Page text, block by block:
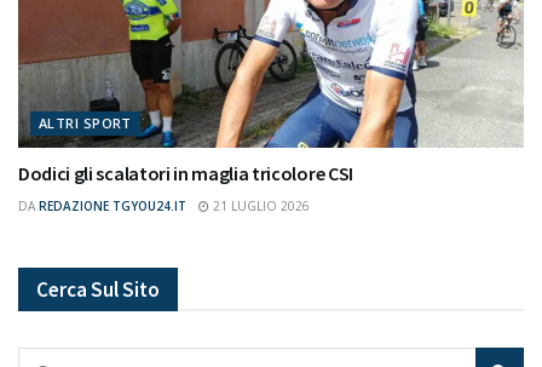
ALTRI SPORT
Dodici gli scalatori in maglia tricolore CSI
DA REDAZIONE TGYOU24.IT 21 LUGLIO 2026
Cerca Sul Sito